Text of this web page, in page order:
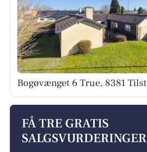
Bogøvænget 6 True, 8381 Tilst
FÅ TRE GRATIS
SALGSVURDERINGER